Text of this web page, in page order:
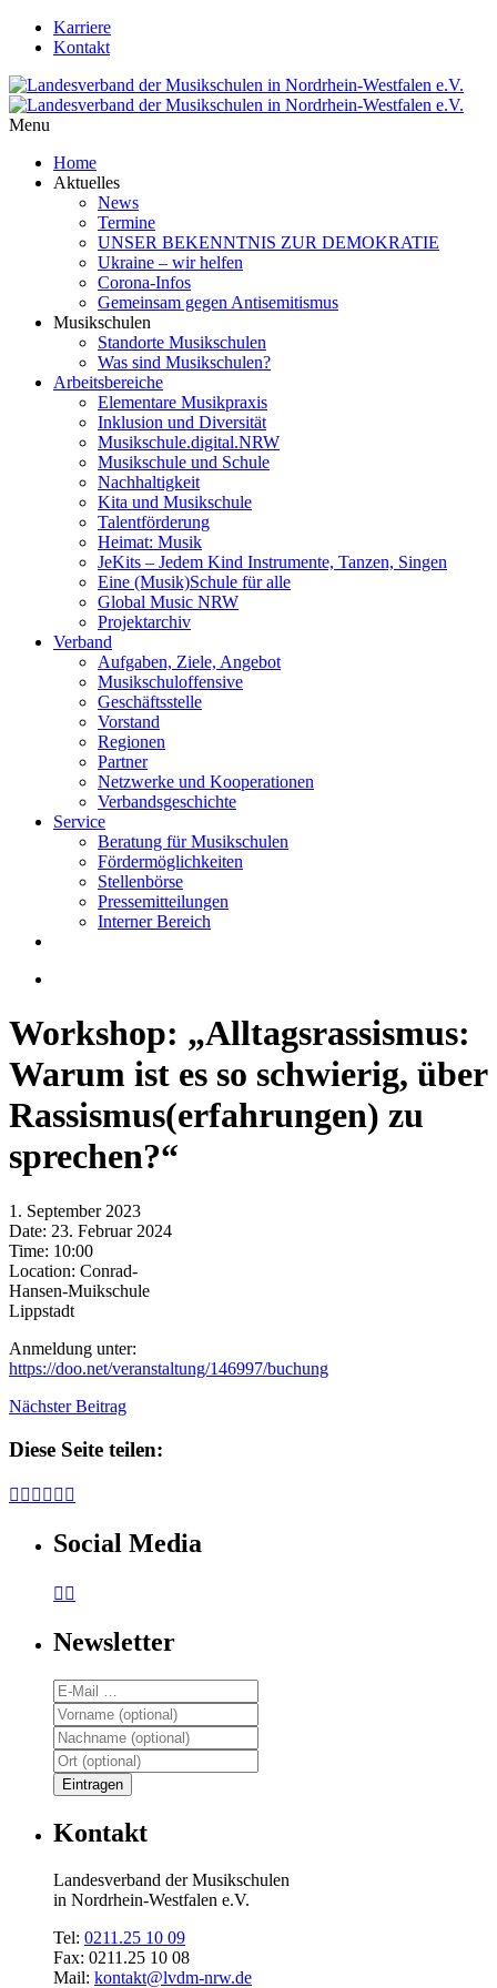
Karriere
Kontakt
Menu
Home
Aktuelles
News
Termine
UNSER BEKENNTNIS ZUR DEMOKRATIE
Ukraine – wir helfen
Corona-Infos
Gemeinsam gegen Antisemitismus
Musikschulen
Standorte Musikschulen
Was sind Musikschulen?
Arbeitsbereiche
Elementare Musikpraxis
Inklusion und Diversität
Musikschule.digital.NRW
Musikschule und Schule
Nachhaltigkeit
Kita und Musikschule
Talentförderung
Heimat: Musik
JeKits – Jedem Kind Instrumente, Tanzen, Singen
Eine (Musik)Schule für alle
Global Music NRW
Projektarchiv
Verband
Aufgaben, Ziele, Angebot
Musikschuloffensive
Geschäftsstelle
Vorstand
Regionen
Partner
Netzwerke und Kooperationen
Verbandsgeschichte
Service
Beratung für Musikschulen
Fördermöglichkeiten
Stellenbörse
Pressemitteilungen
Interner Bereich
Workshop: „Alltagsrassismus:
Warum ist es so schwierig, über
Rassismus(erfahrungen) zu
sprechen?“
1. September 2023
Date: 23. Februar 2024
Time: 10:00
Location: Conrad-
Hansen-Muikschule
Lippstadt
Anmeldung unter:
https://doo.net/veranstaltung/146997/buchung
Nächster Beitrag
Diese Seite teilen:
     
Social Media
 
Newsletter
Kontakt
Landesverband der Musikschulen
in Nordrhein-Westfalen e.V.
Tel: 0211.25 10 09
Fax: 0211.25 10 08
Mail: kontakt@lvdm-nrw.de